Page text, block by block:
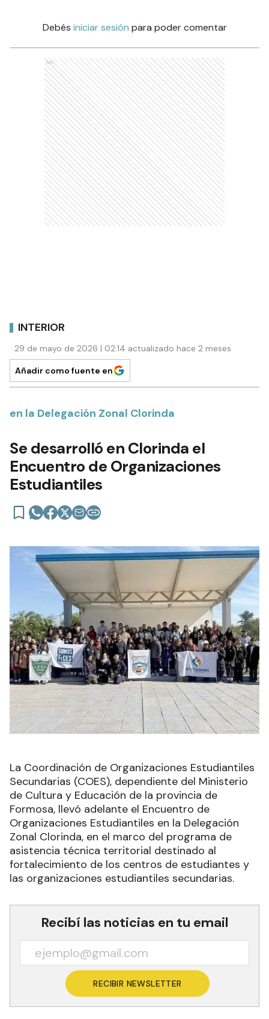
Debés iniciar sesión para poder comentar
Ads
INTERIOR
29 de mayo de 2026 | 02:14 actualizado hace 2 meses
Añadir como fuente en
en la Delegación Zonal Clorinda
Se desarrolló en Clorinda el
Encuentro de Organizaciones
Estudiantiles
La Coordinación de Organizaciones Estudiantiles
Secundarias (COES), dependiente del Ministerio
de Cultura y Educación de la provincia de
Formosa, llevó adelante el Encuentro de
Organizaciones Estudiantiles en la Delegación
Zonal Clorinda, en el marco del programa de
asistencia técnica territorial destinado al
fortalecimiento de los centros de estudiantes y
las organizaciones estudiantiles secundarias.
Recibí las noticias en tu email
RECIBIR NEWSLETTER